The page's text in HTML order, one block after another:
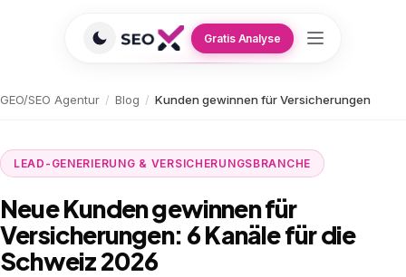
Gratis Analyse
GEO/SEO Agentur / Blog / Kunden gewinnen für Versicherungen
LEAD-GENERIERUNG & VERSICHERUNGSBRANCHE
Neue Kunden gewinnen für
Versicherungen: 6 Kanäle für die
Schweiz 2026